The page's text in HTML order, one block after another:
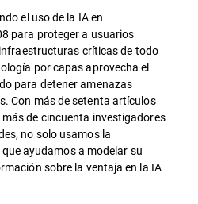
el uso de la IA en
para proteger a usuarios
críticas de todo
por capas aprovecha el
para detener amenazas
Con más de setenta artículos
de cincuenta investigadores
no solo usamos la
ayudamos a modelar su
sobre la ventaja en la IA